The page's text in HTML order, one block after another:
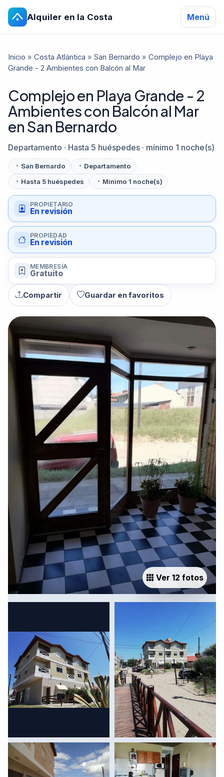
Alquiler en la Costa Menú
Inicio » Costa Atlántica » San Bernardo » Complejo en Playa
Grande - 2 Ambientes con Balcón al Mar
Complejo en Playa Grande - 2
Ambientes con Balcón al Mar
en San Bernardo
Departamento · Hasta 5 huéspedes · mínimo 1 noche(s)
San Bernardo
Departamento
Hasta 5 huéspedes
Mínimo 1 noche(s)
PROPIETARIO
En revisión
PROPIEDAD
En revisión
MEMBRESÍA
Gratuito
Compartir Guardar en favoritos
Ver 12 fotos